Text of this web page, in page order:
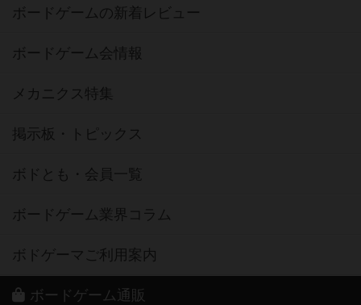
ボードゲームの新着レビュー
ボードゲーム会情報
メカニクス特集
掲示板・トピックス
ボドとも・会員一覧
ボードゲーム業界コラム
ボドゲーマご利用案内
ボードゲーム通販